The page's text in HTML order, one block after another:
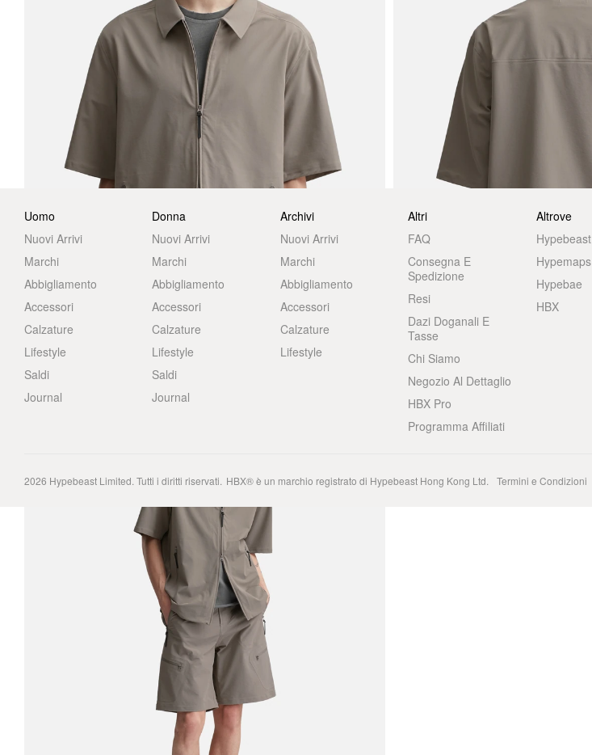
Uomo
Nuovi Arrivi
Marchi
Abbigliamento
Accessori
Calzature
Lifestyle
Saldi
Journal
Donna
Nuovi Arrivi
Marchi
Abbigliamento
Accessori
Calzature
Lifestyle
Saldi
Journal
Archivi
Nuovi Arrivi
Marchi
Abbigliamento
Accessori
Calzature
Lifestyle
Altri
FAQ
Consegna E
Spedizione
Resi
Dazi Doganali E
Tasse
Chi Siamo
Negozio Al Dettaglio
HBX Pro
Programma Affiliati
Altrove
Hypebeast
Hypemaps
Hypebae
HBX
2026 Hypebeast Limited. Tutti i diritti riservati. HBX® è un marchio registrato di Hypebeast Hong Kong Ltd. Termini e Condizioni